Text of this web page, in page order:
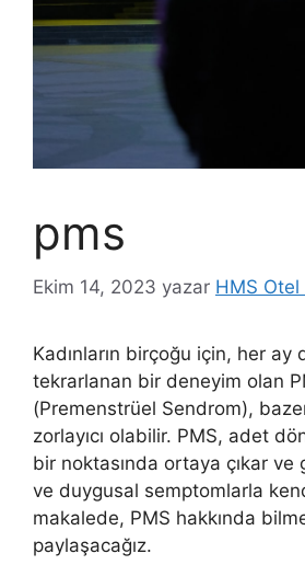
pms
Ekim 14, 2023 yazar HMS Otel
Kadınların birçoğu için, her ay
tekrarlanan bir deneyim olan
(Premenstrüel Sendrom),
zorlayıcı olabilir. PMS, adet
bir noktasında ortaya çıkar ve
ve duygusal semptomlarla
makalede, PMS hakkında
paylaşacağız.